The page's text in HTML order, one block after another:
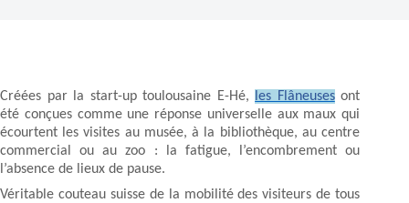
Créées par la start-up toulousaine E-Hé, les Flâneusesont
été conçues comme une réponse universelle aux maux qui
écourtent les visites au musée, à la bibliothèque, au centre
commercial ou au zoo : la fatigue, l’encombrement ou
l’absence de lieux de pause.
Véritable couteau suisse de la mobilité des visiteurs de tous